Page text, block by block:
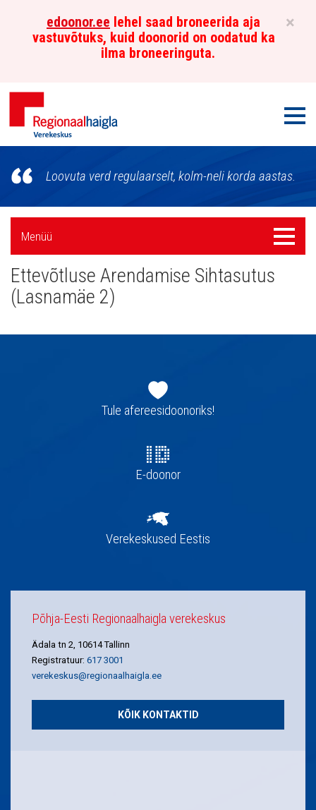
×
edoonor.ee lehel saad broneerida aja
vastuvõtuks, kuid doonorid on oodatud ka
ilma broneeringuta.
Põhja-
Eesti
Regionaalhaigla
Verekeskus
Loovuta verd regulaarselt, kolm-neli korda aastas.
Külgpaani
navigatsioon
Menüü
Menüü
Ettevõtluse Arendamise Sihtasutus
(Lasnamäe 2)
navigatsioonTule afereesidoonoriks!
E-doonor
Verekeskused Eestis
Põhja-Eesti Regionaalhaigla verekeskus
Ädala tn 2, 10614 Tallinn
Registratuur: 617 3001
verekeskus@regionaalhaigla.ee
KÕIK KONTAKTID